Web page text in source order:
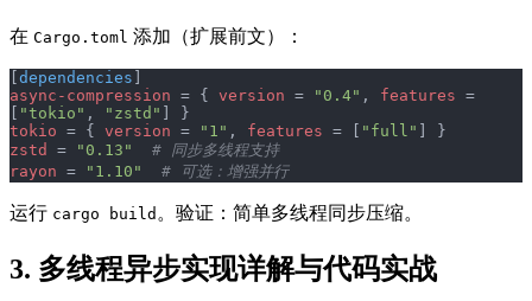
在 Cargo.toml 添加（扩展前文）：
dependencies
async-compression = { version = "0.4" , features =
"tokio" , "zstd"
] }
tokio = { version = "1" , features = [ "full"
] }
zstd
= "0.13"
  # 同步多线程支持
rayon = "1.10"
  # 可选：增强并行
运行 cargo build 。验证：简单多线程同步压缩。
3. 多线程异步实现详解与代码实战